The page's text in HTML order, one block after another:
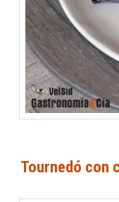
Tournedó con